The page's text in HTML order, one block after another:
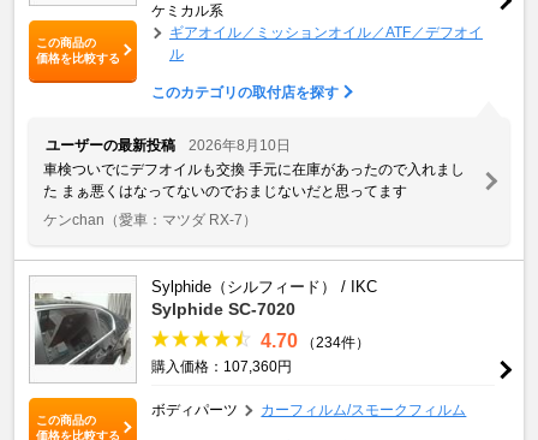
この商品の
価格を比較する
ケミカル系
ギアオイル／ミッションオイル／ATF／デフオイ
ル
このカテゴリの取付店を探す
ユーザーの最新投稿
2026年8月10日
車検ついでにデフオイルも交換 手元に在庫があったので入れまし
た まぁ悪くはなってないのでおまじないだと思ってます
ケンchan （愛車：マツダ RX-7）
この商品の
価格を比較する
Sylphide（シルフィード） / IKC
Sylphide SC-7020
4.70
（234件）
購入価格：107,360円
ボディパーツ カーフィルム/スモークフィルム